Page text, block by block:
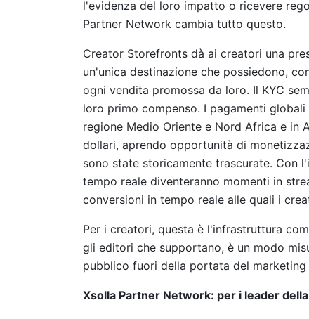
l'evidenza del loro impatto o ricevere
Partner Network cambia tutto questo.
Creator Storefronts dà ai creatori una
un'unica destinazione che possiedono,
ogni vendita promossa da loro. Il KYC
loro primo compenso. I pagamenti
regione Medio Oriente e Nord Africa e in
dollari, aprendo opportunità di
sono state storicamente trascurate. Con
tempo reale diventeranno momenti in
conversioni in tempo reale alle quali i
Per i creatori, questa è l'infrastruttura
gli editori che supportano, è un modo
pubblico fuori della portata del marketing
Xsolla Partner Network: per i leader